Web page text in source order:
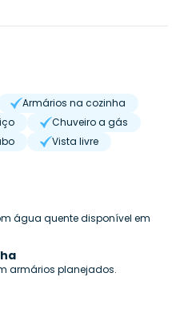
Armários na cozinha
Chuveiro a gás
Vista livre
água quente disponível em
armários planejados.